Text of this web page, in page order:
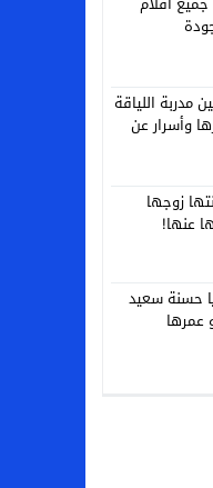
مدربة اللياقة
وأسرار عن
زوجها
عنها!
حسنة سعيد
عمرها